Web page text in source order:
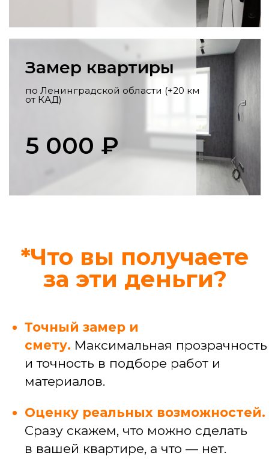
профессиональный перенос стояков,
розеток, выводов под сантехнику по
Узнать стоимость конкретной услуги
Профессиональные
услуги
Услуги мастера широкого профиля